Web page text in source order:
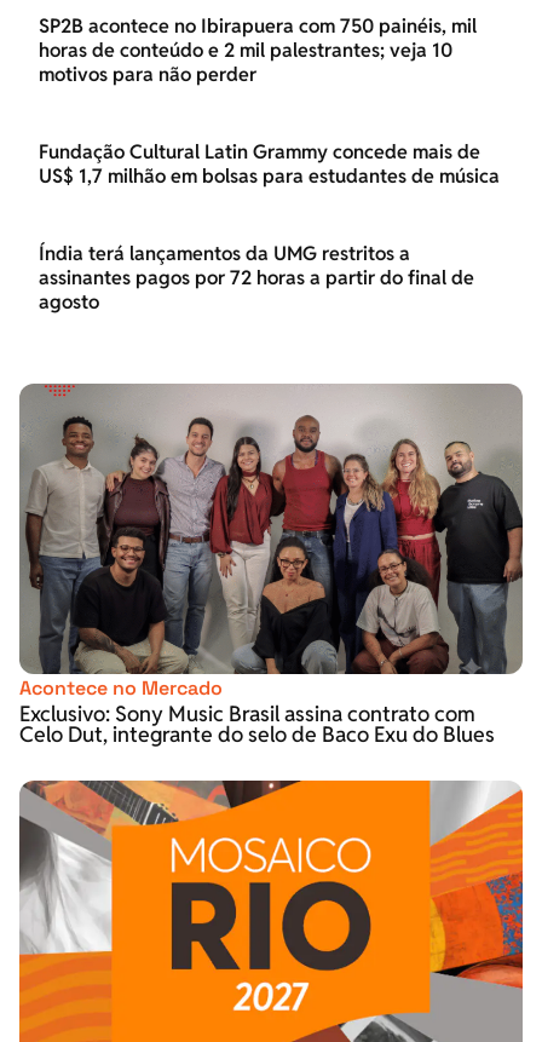
SP2B acontece no Ibirapuera com 750 painéis, mil
horas de conteúdo e 2 mil palestrantes; veja 10
motivos para não perder
Fundação Cultural Latin Grammy concede mais de
US$ 1,7 milhão em bolsas para estudantes de música
Índia terá lançamentos da UMG restritos a
assinantes pagos por 72 horas a partir do final de
agosto
Acontece no Mercado
Exclusivo: Sony Music Brasil assina contrato com
Celo Dut, integrante do selo de Baco Exu do Blues